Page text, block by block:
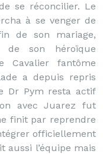
se réconcilier. Le
à se venger de
de son mariage,
son héroïque
Cavalier fantôme
a depuis repris
Dr Pym resta actif
avec Juarez fut
finit par reprendre
officiellement
aussi l’équipe mais